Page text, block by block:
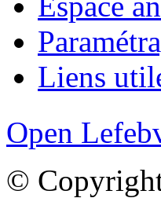
Liens
Open
©